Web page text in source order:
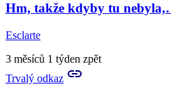
Hm, takže kdyby tu
Esclarte
3 měsíců 1 týden zpět
Trvalý odkaz